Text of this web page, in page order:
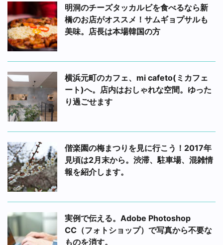
明洞のチーズタッカルビを食べるなら新
橋のお店がオススメ！サムギョプサルも
美味。店長は本場韓国の方
横浜元町のカフェ、mi cafeto(ミカフェ
ート)へ。店内はおしゃれな空間。ゆった
り過ごせます
偕楽園の梅まつりを見に行こう！2017年
見頃は2月末から。渋滞、駐車場、混雑情
報を紹介します。
実例で伝える。Adobe Photoshop
CC（フォトショップ）で写真から不要な
ものを消す。